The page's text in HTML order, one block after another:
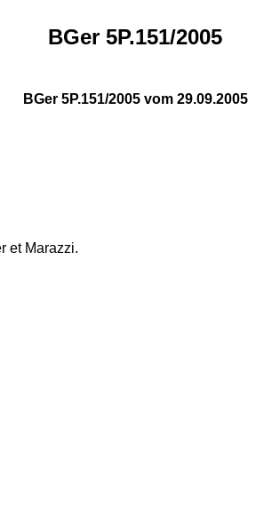
BGer 5P.151/2005
BGer 5P.151/2005 vom 29.09.2005
et Marazzi.